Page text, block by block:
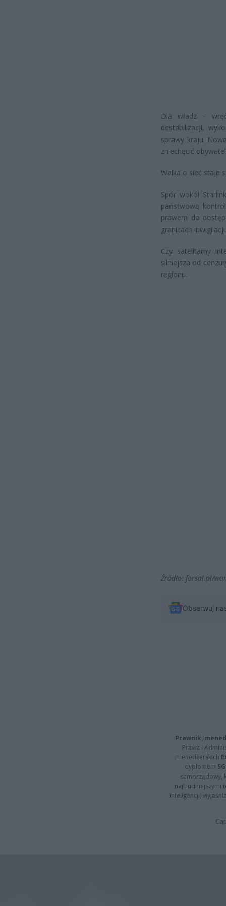
Dla władz –
destabilizacji,
sprawy kraju.
zniechęcić
Walka o sieć staje
Spór wokół
państwową
prawem do
granicach
Czy satelitarny
silniejsza od
regionu.
Źródło: forsal.pl/
Obserwuj
Prawnik,
Prawa i
menedżerskich
dyplomem
samorządowy,
najtrudniejszymi
inteligencji,